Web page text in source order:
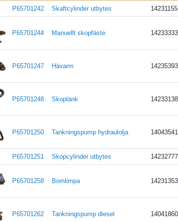
P65701242 Skaftcylinder utbytes 14231155
P65701244 Manuellt skopfäste 14233333
P65701247 Hävarm 14235393
P65701248 Skoplänk 14233138
P65701250 Tankningspump hydraulolja 14043541
P65701251 Skopcylinder utbytes 14232777
P65701258 Bomlimpa 14231353
P65701262 Tankningspump diesel 14041860